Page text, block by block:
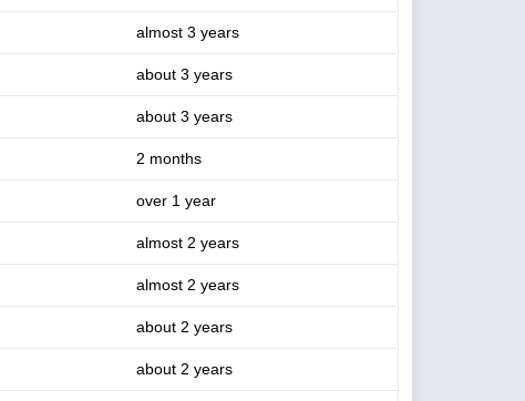
almost 3 years
about 3 years
about 3 years
2 months
over 1 year
almost 2 years
almost 2 years
about 2 years
about 2 years